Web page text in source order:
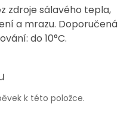
zdroje sálavého tepla,
a mrazu. Doporučená
do 10°C.
k této položce.